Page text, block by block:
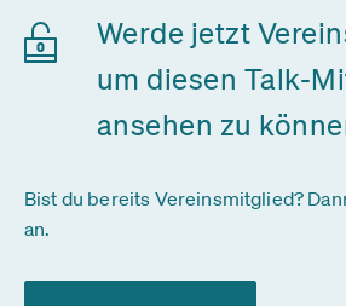
Werde jetzt
um diesen Talk-
ansehen zu
Bist du bereits Vereinsmitglied?
an.